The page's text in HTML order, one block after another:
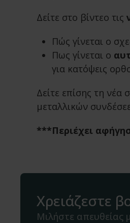
Δείτε στο βίντεο τις
Πώς γίνεται ο
Πως γίνεται ο
για κατόψεις
Δείτε επίσης τη
μεταλλικών
***Περιέχει
Χρειάζεστε
Μιλήστε απευθείας